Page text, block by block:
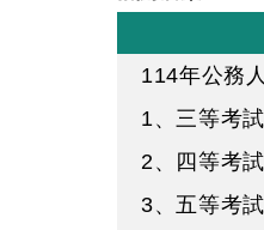
114年公務
1、三等考
2、四等考
3、五等考